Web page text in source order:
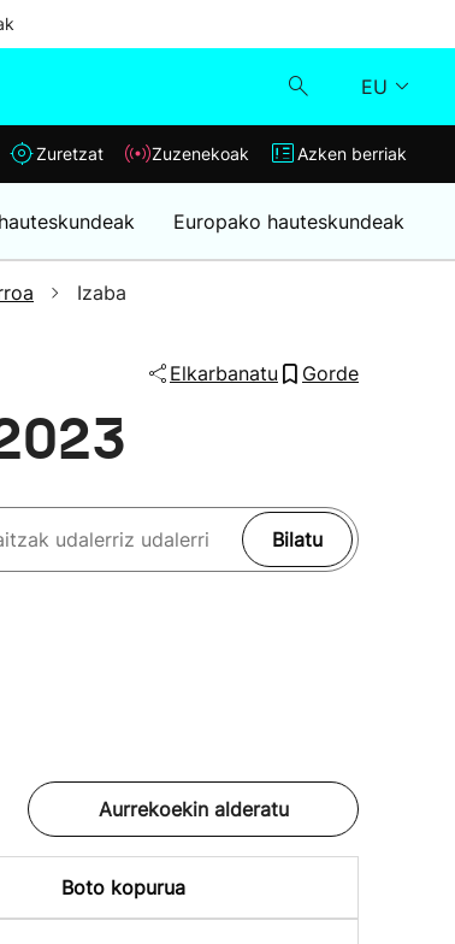
EU
Klisk
Zuzenekoak
Azken berriak
Zuretzat Zuzenekoak Azken berriak
Europako hauteskundeak
Izaba
Elkarbanatu Gorde
Bilatu
Aurrekoekin alderatu
Boto kopurua